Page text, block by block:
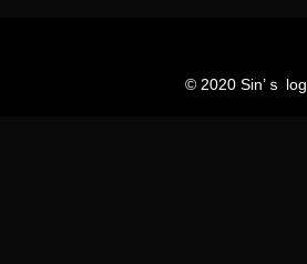
© 2020 Sin’ｓ log.